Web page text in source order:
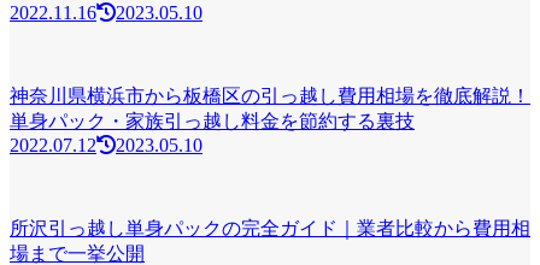
2022.11.16
2023.05.10
神奈川県横浜市から板橋区の引っ越し費用相場を徹底解説！
単身パック・家族引っ越し料金を節約する裏技
2022.07.12
2023.05.10
所沢引っ越し単身パックの完全ガイド｜業者比較から費用相
場まで一挙公開